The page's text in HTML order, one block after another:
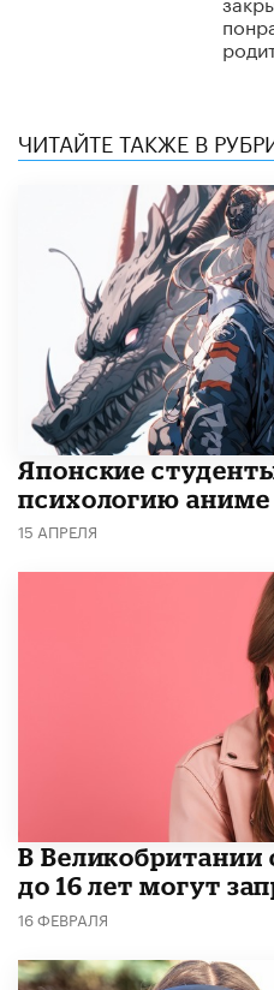
ЧИТАЙТЕ ТАКЖЕ В
Японские
психологию аниме
15 АПРЕЛЯ
В Великобритании
до 16 лет могут
16 ФЕВРАЛЯ